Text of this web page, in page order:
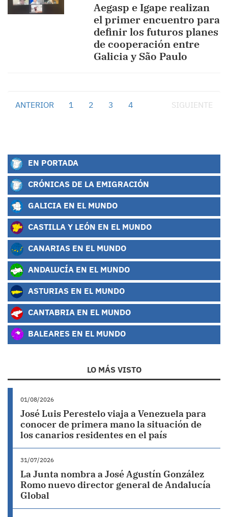
Aegasp e Igape realizan
el primer encuentro para
definir los futuros planes
de cooperación entre
Galicia y São Paulo
ANTERIOR 1 2 3 4 SIGUIENTE
EN PORTADA
CRÓNICAS DE LA EMIGRACIÓN
GALICIA EN EL MUNDO
CASTILLA Y LEÓN EN EL MUNDO
CANARIAS EN EL MUNDO
ANDALUCÍA EN EL MUNDO
ASTURIAS EN EL MUNDO
CANTABRIA EN EL MUNDO
BALEARES EN EL MUNDO
LO MÁS VISTO
01/08/2026
José Luis Perestelo viaja a Venezuela para
conocer de primera mano la situación de
los canarios residentes en el país
31/07/2026
La Junta nombra a José Agustín González
Romo nuevo director general de Andalucía
Global